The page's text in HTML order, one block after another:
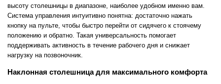
высоту столешницы в диапазоне, наиболее удобном именно вам.
Система управления интуитивно понятна: достаточно нажать
кнопку на пульте, чтобы быстро перейти от сидячего к стоячему
положению и обратно. Такая универсальность помогает
поддерживать активность в течение рабочего дня и снижает
нагрузку на позвоночник.
Наклонная столешница для максимального комфорта